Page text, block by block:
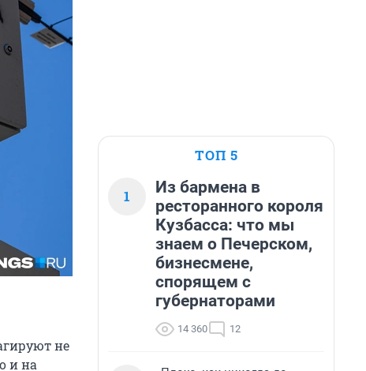
не
и на
ТОП 5
1
Из бармена в
ресторанного короля
Кузбасса: что мы
знаем о Печерском,
бизнесмене,
спорящем с
губернаторами
14 360 12